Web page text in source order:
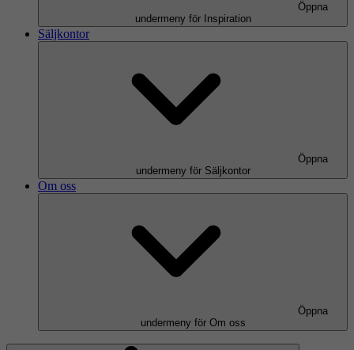
Öppna
undermeny för Inspiration
Säljkontor
Öppna
undermeny för Säljkontor
Om oss
Öppna
undermeny för Om oss